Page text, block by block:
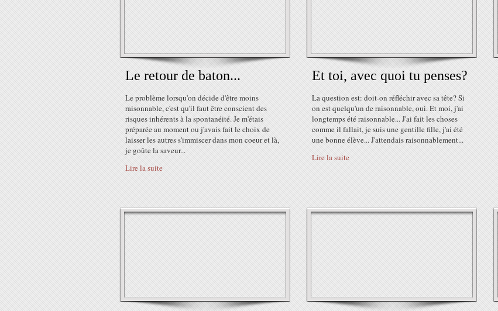
Le retour de baton...
Le problème lorsqu'on décide d'être moins
raisonnable, c'est qu'il faut être conscient des
risques inhérents à la spontanéité. Je m'étais
préparée au moment ou j'avais fait le choix de
laisser les autres s'immiscer dans mon coeur et là,
je goûte la saveur...
Lire la suite
Et toi, avec quoi tu penses?
La question est: doit-on réfléchir avec sa tête? Si
on est quelqu'un de raisonnable, oui. Et moi, j'ai
longtemps été raisonnable... J'ai fait les choses
comme il fallait, je suis une gentille fille, j'ai été
une bonne élève... J'attendais raisonnablement...
Lire la suite